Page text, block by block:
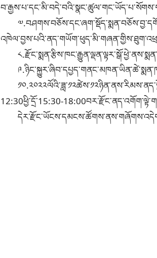
12:30ཕྱི་དྲོ་15:30-